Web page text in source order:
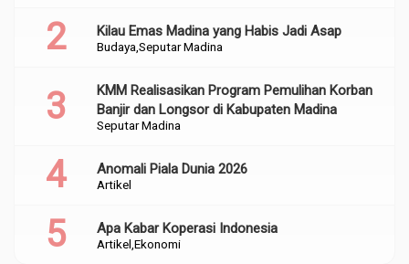
Budaya Seputar Madina
Kilau Emas Madina yang Habis Jadi Asap
Seputar Madina
KMM Realisasikan Program Pemulihan Korban
Banjir dan Longsor di Kabupaten Madina
Artikel
Anomali Piala Dunia 2026
Artikel Ekonomi
Apa Kabar Koperasi Indonesia